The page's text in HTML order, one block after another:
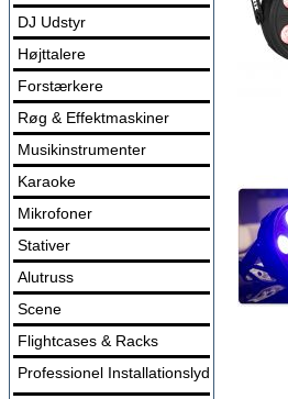
DJ Udstyr
Højttalere
Forstærkere
Røg & Effektmaskiner
Musikinstrumenter
Karaoke
Mikrofoner
Stativer
Alutruss
Scene
Flightcases & Racks
Professionel Installationslyd